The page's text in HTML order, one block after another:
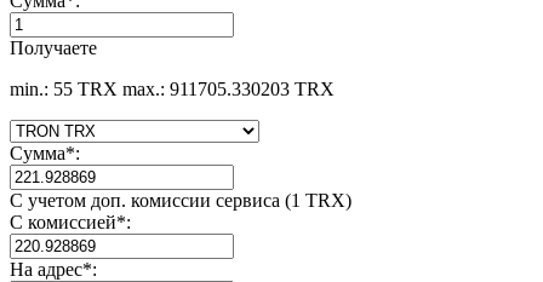
Получаете
min.: 55 TRX max.: 911705.330203 TRX
Сумма*:
С учетом доп. комиссии сервиса (1 TRX)
С комиссией*:
На адрес*: